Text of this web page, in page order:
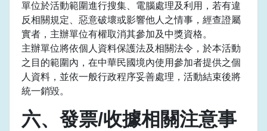
單位於活動範圍進行搜集、電腦處理及利用，若有違
反相關規定、惡意破壞或影響他人之情事，經查證屬
實者，主辦單位有權取消其參加及中獎資格。
主辦單位將依個人資料保護法及相關法令，於本活動
之目的範圍內，在中華民國境內使用參加者提供之個
人資料，並依一般行政程序妥善處理，活動結束後將
統一銷毀。
六、發票/收據相關注意事